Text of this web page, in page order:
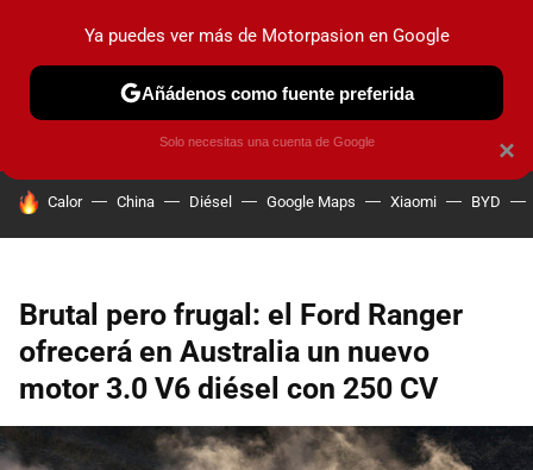
PRUEBAS COCHES ELÉCTRICOS OBSERVATORIO
HOY SE HABLA DE
Calor China Diésel Google Maps Xiaomi BYD
Brutal pero frugal: el Ford Ranger
ofrecerá en Australia un nuevo
motor 3.0 V6 diésel con 250 CV
×
Ya puedes ver más de Motorpasion en Google
Añádenos como fuente preferida
Solo necesitas una cuenta de Google